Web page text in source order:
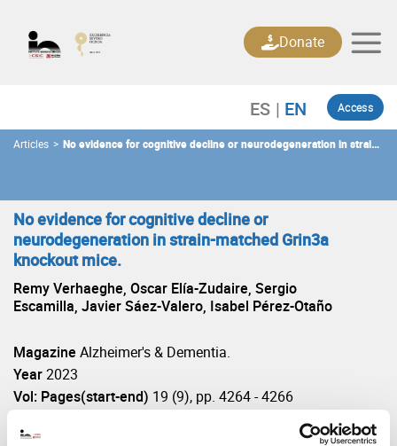
content
Access
Donate
Articles > No evidence for cognitive decline or neurodegeneration in strain-
No evidence for cognitive decline or
neurodegeneration in strain-matched Grin3a
knockout mice.
Remy Verhaeghe, Oscar Elía-Zudaire, Sergio
Escamilla, Javier Sáez-Valero, Isabel Pérez-Otaño
Magazine Alzheimer's & Dementia.
Year2023
Vol: Pages(start-end) 19 (9), pp. 4264 - 4266